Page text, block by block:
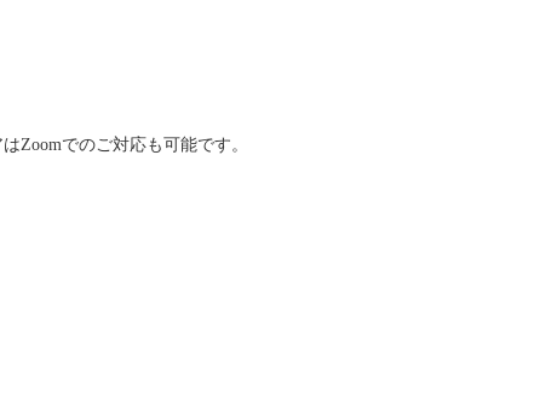
Zoomでのご対応も可能です。